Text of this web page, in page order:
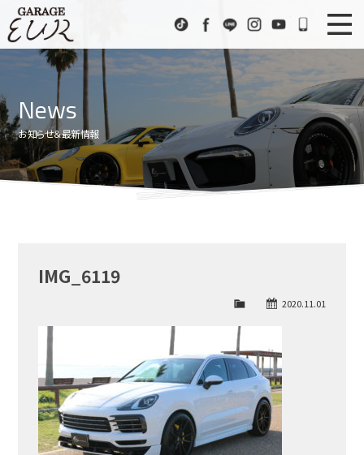
TikTokFacebook
LINE InstagramYoutube072-
ニュース
Stock List
在庫車情報
EUR Sports
EURスポーツ
アクセス
News
お知らせ＆最新情報
IMG_6119
2020.11.01